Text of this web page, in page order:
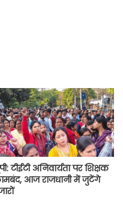
टीईटी अनिवार्यता पर शिक्षक
आज राजधानी में जुटेंगे